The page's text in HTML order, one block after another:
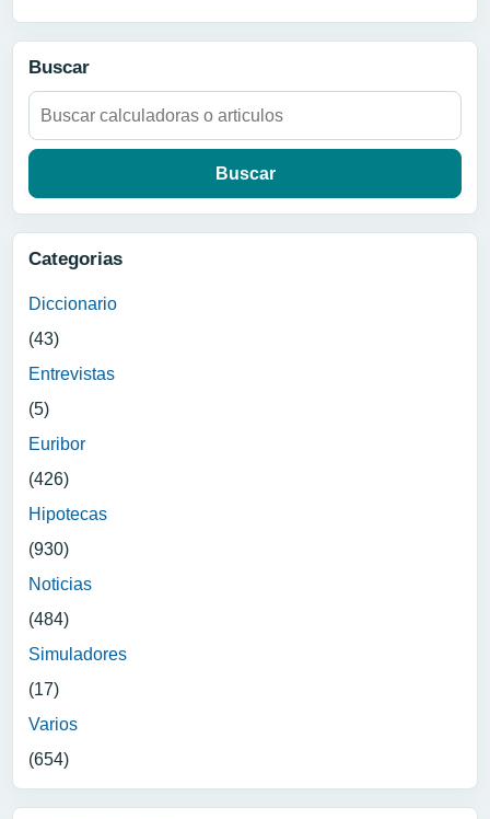
Buscar
Buscar:
Categorias
Diccionario
(43)
Entrevistas
(5)
Euribor
(426)
Hipotecas
(930)
Noticias
(484)
Simuladores
(17)
Varios
(654)